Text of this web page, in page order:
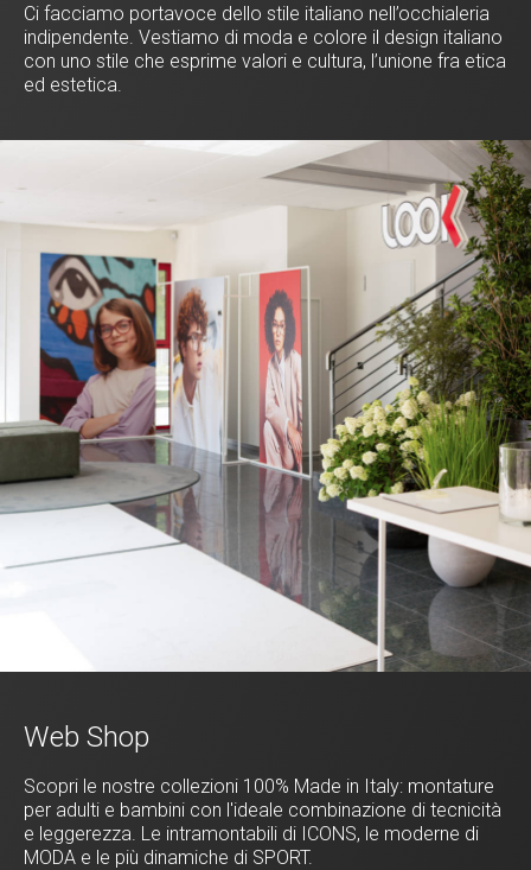
Ci facciamo portavoce dello stile italiano nell’occhialeria
indipendente. Vestiamo di moda e colore il design italiano
con uno stile che esprime valori e cultura, l’unione fra etica
ed estetica.
Web Shop
Scopri le nostre collezioni 100% Made in Italy: montature
per adulti e bambini con l'ideale combinazione di tecnicità
e leggerezza. Le intramontabili di ICONS, le moderne di
MODA e le più dinamiche di SPORT.